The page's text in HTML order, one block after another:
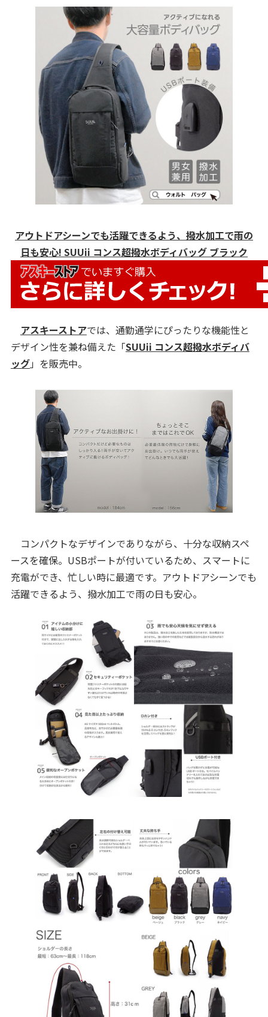
アウトドアシーンでも活躍できるよう、撥水加工で雨の
日も安心! SUUii コンス超撥水ボディバッグ ブラック
アスキーストアでは、通勤通学にぴったりな機能性と
デザイン性を兼ね備えた「SUUii コンス超撥水ボディバ
ッグ」を販売中。
コンパクトなデザインでありながら、十分な収納スペ
ースを確保。USBポートが付いているため、スマートに
充電ができ、忙しい時に最適です。アウトドアシーンでも
活躍できるよう、撥水加工で雨の日も安心。